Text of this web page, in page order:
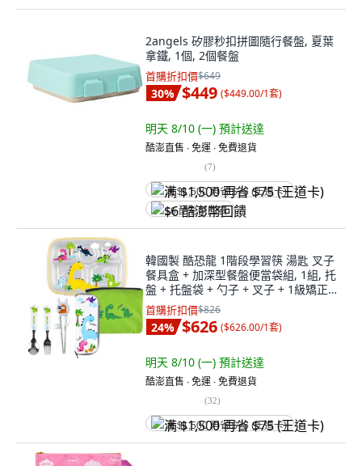
2angels 矽膠秒扣拼圖隨行餐盤, 夏葉
拿鐵, 1個, 2個餐盤
首購折扣價$649
30% $449 ($449.00/1套)
明天 8/10 (一) 預計送達
酷澎直售 ∙ 免運 ∙ 免費退貨
(7)
满 $1,500 再省 $75 (王道卡)
$6 酷澎幣回饋
韓國製 酷恐龍 1階段學習筷 湯匙 叉子
餐具盒 + 加深型餐盤便當袋組, 1組, 托
盤 + 托盤袋 + 勺子 + 叉子 + 1級矯正
筷子 + 盒子, 白色
首購折扣價$826
24% $626 ($626.00/1套)
明天 8/10 (一) 預計送達
酷澎直售 ∙ 免運 ∙ 免費退貨
(32)
满 $1,500 再省 $75 (王道卡)